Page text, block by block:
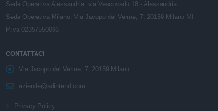
Sede Operativa Alessandria: via Vescovado 18 - Alessandria
Sede Operativa Milano: Via Jacopo dal Verme, 7, 20159 Milano MI
P.iva 02357550066
CONTATTACI
Via Jacopo dal Verme, 7, 20159 Milano
aziende@adintend.com
Privacy Policy